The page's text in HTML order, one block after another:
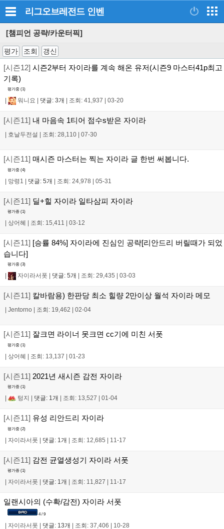
리그오브레전드 인벤
[챔피언 공략/카운터픽]
평가 조회 갱신
[시즌12] 시즌2부터 자이라를 계속 해온 유저(시즌9 마스터41p최고
기록)
평가중 (1)
워니요 댓글: 3개 조회: 41,937 03-20
[시즌11] 내 마음속 1티어 점수s받은 자이라
호날두전설 조회: 28,110 07-30
[시즌11] 매시즌 마스터는 찍는 자이라 글 한번 써봅니다.
평가중 (4)
| 망령1 | 댓글: 5개 | 조회: 24,978 | 05-31
[시즌11] 딜+힐 자이라 일타삼피 자이라
평가중 (1)
상어혜 조회: 15,411 03-12
[시즌11] [승률 84%] 자이라에 진심인 공략[리안드리 버릴때가 되었
습니다]
평가중 (3)
자이라서폿 댓글: 5개 조회: 29,435 03-03
[시즌11] 칼바람용) 한판당 최소 힐량 2만이상 월석 자이라 메모
Jentorno 조회: 19,462 02-04
[시즌11] 잘크면 라이너 못크면 cc기에 미친 서폿
평가중 (1)
| 상어혜 | 조회: 13,137 | 01-23
[시즌11] 2021년 새시즌 감전 자이라
평가중 (1)
텅지 댓글: 1개 조회: 13,527 01-04
[시즌11] 유성 리안드리 자이라
평가중 (2)
| 자이라서폿 | 댓글: 1개 | 조회: 12,685 | 11-17
[시즌11] 감전 균열생성기 자이라 서폿
평가중 (1)
| 자이라서폿 | 댓글: 1개 | 조회: 11,827 | 11-17
일랜시아의 (수확/감전) 자이라 서폿
4 / 9
자이라서폿 댓글: 13개 조회: 37,406 10-28